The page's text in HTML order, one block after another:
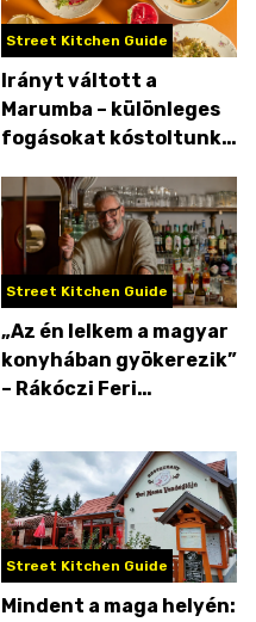
Street Kitchen Guide
Irányt váltott a
Marumba – különleges
fogásokat kóstoltunk
vega éttermében
Street Kitchen Guide
„Az én lelkem a magyar
konyhában gyökerezik”
– Rákóczi Feri
Street Kitchen Guide
Mindent a maga helyén: